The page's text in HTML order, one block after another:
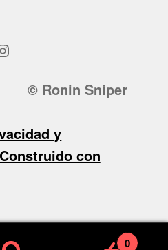
© Ronin Sniper
y
Construido con
0